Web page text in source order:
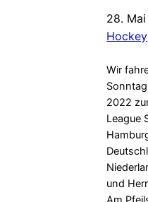
28.
Hockey
Wir
2022
League
und